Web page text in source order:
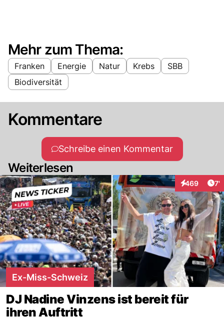
Mehr zum Thema:
Franken Energie Natur Krebs
SBB
Biodiversität
Kommentare
Schreibe einen Kommentar
Weiterlesen
469
Interaktionen7'
Ex-Miss-Schweiz
DJ Nadine Vinzens ist bereit für
ihren Auftritt